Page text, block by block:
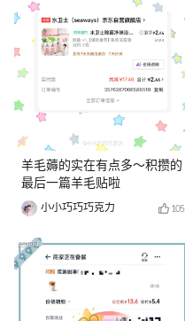
羊毛薅的实在有点多～积攒的
最后一篇羊毛贴啦
小小巧巧巧克力 105